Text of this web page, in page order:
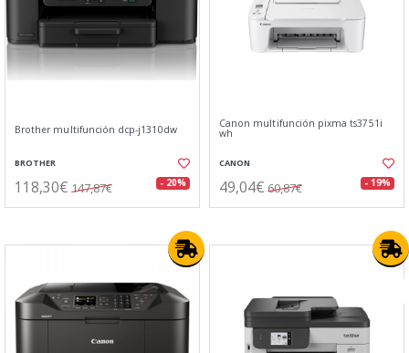
Brother multifunción dcp-j1310dw
BROTHER
118,30€ 147,87€ - 20%
Canon multifunción pixma ts3751i
wh
CANON
49,04€ 60,87€ - 19%